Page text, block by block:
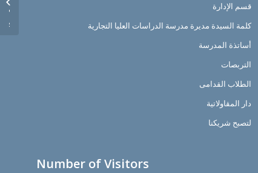
قسم الإدارة
كلمة السيدة مديرة مدرسة الدراسات العليا التجارية
أساتذة المدرسة
التربصات
الطلاب القدامى
دار المقاولاتية
لتصبح شريكنا
Number of Visitors